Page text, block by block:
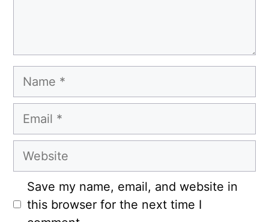
Name
Email
Website
Save my name, email, and website in
this browser for the next time I